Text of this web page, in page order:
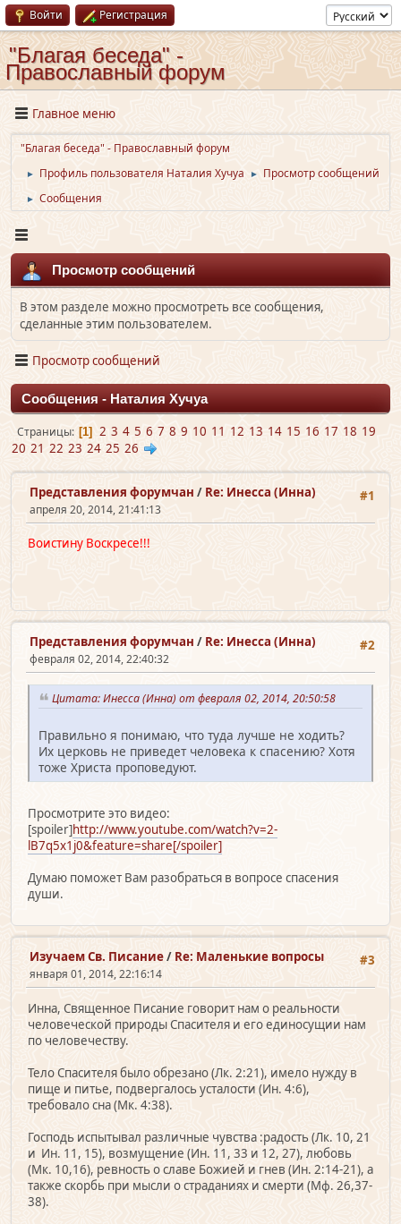
Войти Регистрация
"Благая беседа" -
Православный форум
Главное меню
"Благая беседа" - Православный форум
► Профиль пользователя Наталия Хучуа ► Просмотр сообщений
► Сообщения
Просмотр сообщений
В этом разделе можно просмотреть все сообщения,
сделанные этим пользователем.
Просмотр сообщений
Сообщения - Наталия Хучуа
Страницы 1 2 3 4 5 6 7 8 9 10 11 12 13 14 15 16 17 18 19
20 21 22 23 24 25 26
#1
Представления форумчан / Re: Инесса (Инна)
апреля 20, 2014, 21:41:13
Воистину Воскресе!!!
#2
Представления форумчан / Re: Инесса (Инна)
февраля 02, 2014, 22:40:32
Цитата: Инесса (Инна) от февраля 02, 2014, 20:50:58
Правильно я понимаю, что туда лучше не ходить?
Их церковь не приведет человека к спасению? Хотя
тоже Христа проповедуют.
Просмотрите это видео:
[spoiler]http://www.youtube.com/watch?v=2-
lB7q5x1j0&feature=share[/spoiler]
Думаю поможет Вам разобраться в вопросе спасения
души.
#3
Изучаем Св. Писание/ Re: Маленькие вопросы
января 01, 2014, 22:16:14
Инна, Священное Писание говорит нам о реальности
человеческой природы Спасителя и его единосущии нам
по человечеству.
Тело Спасителя было обрезано (Лк. 2:21), имело нужду в
пище и питье, подвергалось усталости (Ин. 4:6),
требовало сна (Мк. 4:38).
Господь испытывал различные чувства :радость (Лк. 10, 21
и Ин. 11, 15), возмущение (Ин. 11, 33 и 12, 27), любовь
(Мк. 10,16), ревность о славе Божией и гнев (Ин. 2:14-21), а
также скорбь при мысли о страданиях и смерти (Мф. 26,37-
38).